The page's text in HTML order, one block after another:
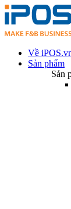
Về
Sản phẩm
Sản